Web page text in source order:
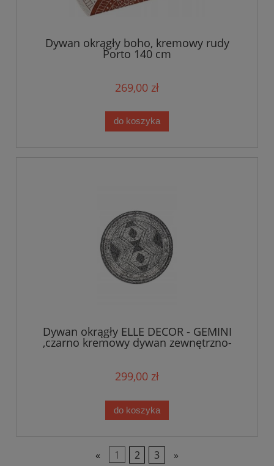
Dywan okrągły boho, kremowy rudy
Porto 140 cm
269,00 zł
do koszyka
Dywan okrągły ELLE DECOR - GEMINI
,czarno kremowy dywan zewnętrzno-
wewnętrzny,dwustronny płasko tkany
299,00 zł
do koszyka
« 1 2 3 »